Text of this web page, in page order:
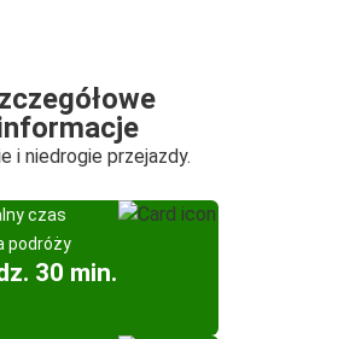
i niedrogie przejazdy.
czas
podróży
30 min.